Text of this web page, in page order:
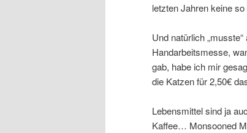
letzten Jahren keine
Und natürlich
Handarbeitsmesse,
gab, habe ich mir
die Katzen für 2,50€
Lebensmittel sind ja
Kaffee… Monsooned